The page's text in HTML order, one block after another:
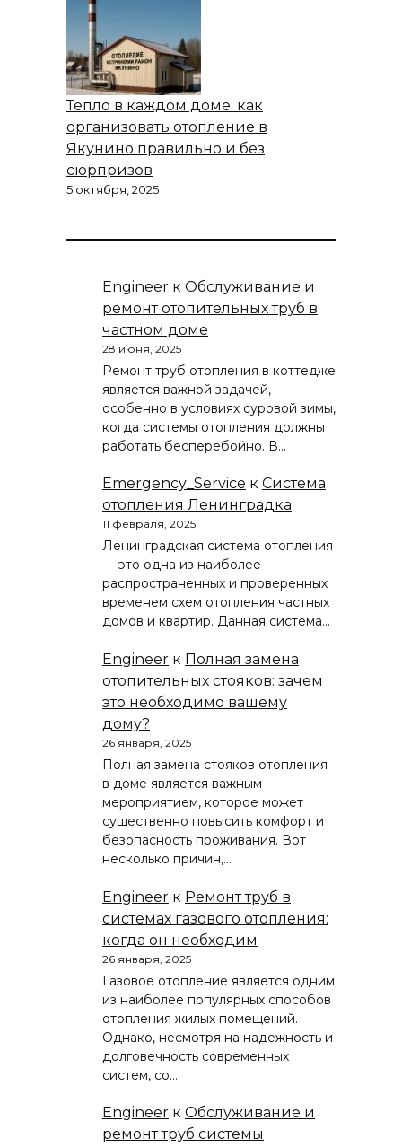
Тепло в каждом доме: как
организовать отопление в
Якунино правильно и без
сюрпризов
5 октября, 2025
Engineer к Обслуживание и
ремонт отопительных труб в
частном доме
28 июня, 2025
Ремонт труб отопления в коттедже
является важной задачей,
особенно в условиях суровой зимы,
когда системы отопления должны
работать бесперебойно. В…
Emergency_Service к Система
отопления Ленинградка
11 февраля, 2025
Ленинградская система отопления
— это одна из наиболее
распространенных и проверенных
временем схем отопления частных
домов и квартир. Данная система…
Engineer к Полная замена
отопительных стояков: зачем
это необходимо вашему
дому?
26 января, 2025
Полная замена стояков отопления
в доме является важным
мероприятием, которое может
существенно повысить комфорт и
безопасность проживания. Вот
несколько причин,…
Engineer к Ремонт труб в
системах газового отопления:
когда он необходим
26 января, 2025
Газовое отопление является одним
из наиболее популярных способов
отопления жилых помещений.
Однако, несмотря на надежность и
долговечность современных
систем, со…
Engineer к Обслуживание и
ремонт труб системы